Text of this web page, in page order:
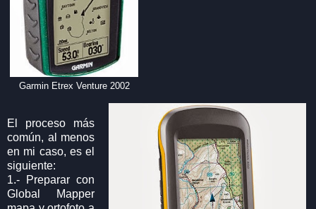
Garmin Etrex Venture 2002
El proceso más
común, al menos
en mi caso, es el
siguiente:
1.- Preparar con
Global Mapper